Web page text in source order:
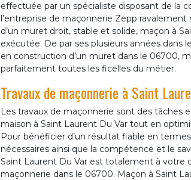
effectuée par un spécialiste disposant de la
l’entreprise de maçonnerie Zepp
d’un muret droit, stable et solide, maçon à
exécutée. De par ses plusieurs années dans
en construction d’un muret dans le 06700,
parfaitement toutes les ficelles du métier.
Travaux de maçonnerie à Saint
Les travaux de maçonnerie sont des tâches
maison à Saint Laurent Du Var tout en
Pour bénéficier d’un résultat fiable en
nécessaires ainsi que la compétence et le
Saint Laurent Du Var est totalement à votre
maçonnerie dans le 06700. Maçon à Saint